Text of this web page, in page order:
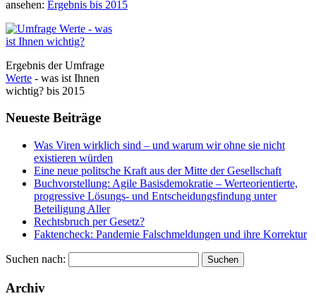
ansehen: Ergebnis bis 2015
Ergebnis der Umfrage
Werte - was ist Ihnen
wichtig? bis 2015
Neueste Beiträge
Was Viren wirklich sind – und warum wir ohne sie nicht
existieren würden
Eine neue politsche Kraft aus der Mitte der Gesellschaft
Buchvorstellung: Agile Basisdemokratie – Werteorientierte,
progressive Lösungs- und Entscheidungsfindung unter
Beteiligung Aller
Rechtsbruch per Gesetz?
Faktencheck: Pandemie Falschmeldungen und ihre Korrektur
Suchen nach:
Archiv